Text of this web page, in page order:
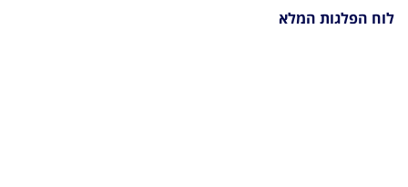
לוח הפלגות המלא